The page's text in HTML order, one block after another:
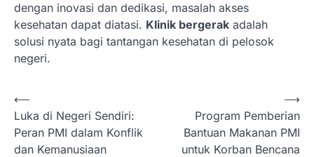
dengan inovasi dan dedikasi, masalah akses
kesehatan dapat diatasi. Klinik bergerak adalah
solusi nyata bagi tantangan kesehatan di pelosok
negeri.
N
a
v
⟵
Luka di Negeri Sendiri:
Peran PMI dalam Konflik
dan Kemanusiaan
Program Pemberian
Bantuan Makanan PMI
untuk Korban Bencana
⟶